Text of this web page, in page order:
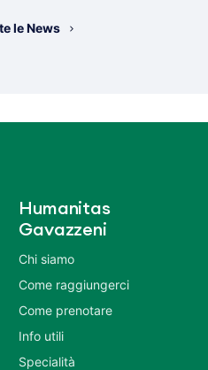
le News
Humanitas
Gavazzeni
Chi siamo
Come raggiungerci
Come prenotare
Info utili
Specialità